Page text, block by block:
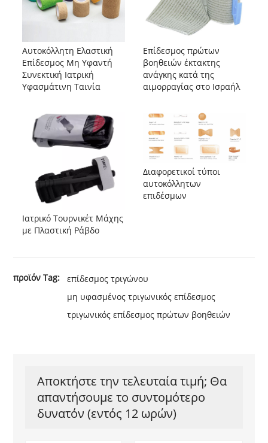
Αυτοκόλλητη Ελαστική
Επίδεσμος Μη Υφαντή
Συνεκτική Ιατρική
Υφασμάτινη Ταινία
Επίδεσμος πρώτων
βοηθειών έκτακτης
ανάγκης κατά της
αιμορραγίας στο Ισραήλ
Ιατρικό Τουρνικέτ Μάχης
με Πλαστική Ράβδο
Διαφορετικοί τύποι
αυτοκόλλητων
επιδέσμων
προϊόν Tag:
επίδεσμος τριγώνου
μη υφασμένος τριγωνικός επίδεσμος
τριγωνικός επίδεσμος πρώτων βοηθειών
Αποκτήστε την τελευταία τιμή; Θα
απαντήσουμε το συντομότερο
δυνατόν (εντός 12 ωρών)